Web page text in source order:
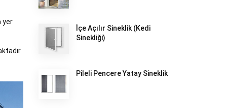
yer
İçe Açılır Sineklik (Kedi
Sinekliği)
Pileli Pencere Yatay Sineklik